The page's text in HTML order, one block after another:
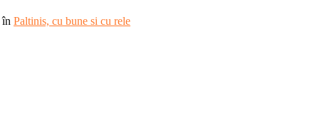
în Paltinis, cu bune si cu rele